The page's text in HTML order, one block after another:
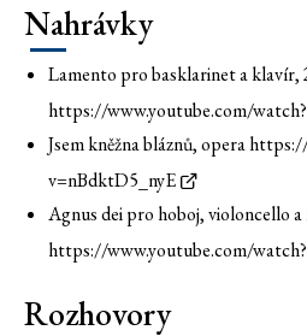
Nahrávky
Lamento pro basklarinet a klavír,
https://www.youtube.com/
Jsem kněžna bláznů, opera
v=nBdktD5_nyE
Agnus dei pro hoboj, violoncello
https://www.youtube.com/
Rozhovory